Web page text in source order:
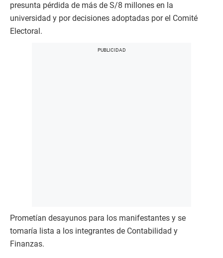
presunta pérdida de más de S/8 millones en la
universidad y por decisiones adoptadas por el Comité
Electoral.
Prometían desayunos para los manifestantes y se
tomaría lista a los integrantes de Contabilidad y
Finanzas.